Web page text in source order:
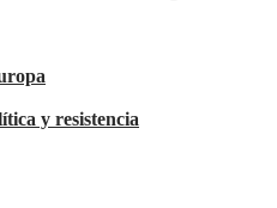
y resistencia